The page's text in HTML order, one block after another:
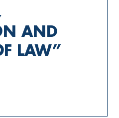
AND
LAW”